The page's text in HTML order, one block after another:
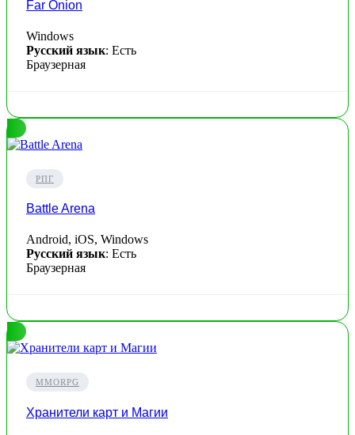
Far Onion
Windows
Русский язык: Есть
Браузерная
РПГ
Battle Arena
Android, iOS, Windows
Русский язык: Есть
Браузерная
MMORPG
Хранители карт и Магии